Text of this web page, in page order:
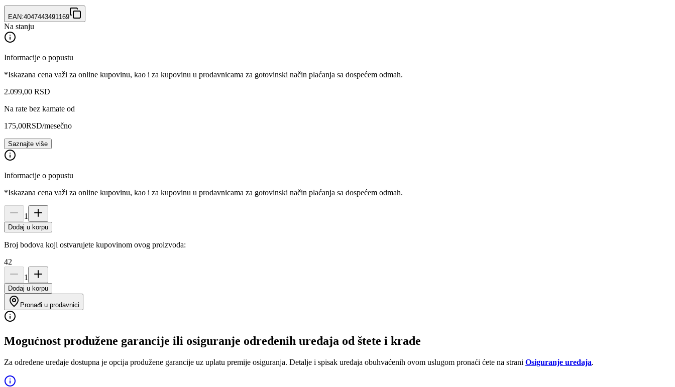
EAN:4047443491169
Na stanju
Informacije o popustu
*Iskazana cena važi za online kupovinu, kao i za kupovinu u prodavnicama za gotovinski način plaćanja sa dospećem odmah.
2.099,00 RSD
Na rate bez kamate od
175,00RSD/mesečno
Saznajte više
Informacije o popustu
*Iskazana cena važi za online kupovinu, kao i za kupovinu u prodavnicama za gotovinski način plaćanja sa dospećem odmah.
1
Dodaj u korpu
Broj bodova koji ostvarujete kupovinom ovog proizvoda:
42
1
Dodaj u korpu
Pronađi u prodavnici
Mogućnost produžene garancije ili osiguranje određenih uređaja od štete i krađe
Za određene uređaje dostupna je opcija produžene garancije uz uplatu premije osiguranja. Detalje i spisak uređaja obuhvaćenih ovom uslugom pronaći ćete na strani Osiguranje uređaja.